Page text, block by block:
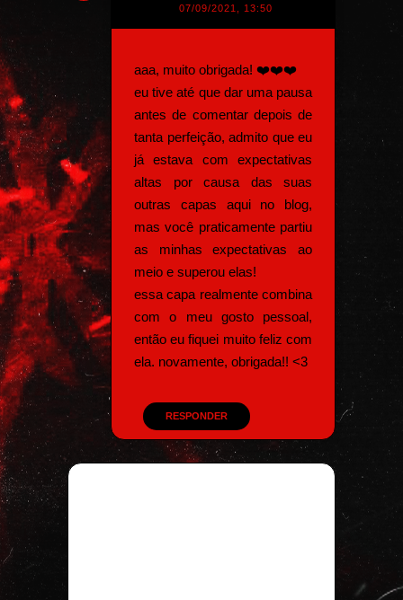
07/09/2021, 13:50
aaa, muito obrigada! ❤️❤️❤️
eu tive até que dar uma pausa
antes de comentar depois de
tanta perfeição, admito que eu
já estava com expectativas
altas por causa das suas
outras capas aqui no blog,
mas você praticamente partiu
as minhas expectativas ao
meio e superou elas!
essa capa realmente combina
com o meu gosto pessoal,
então eu fiquei muito feliz com
ela. novamente, obrigada!! <3
RESPONDER